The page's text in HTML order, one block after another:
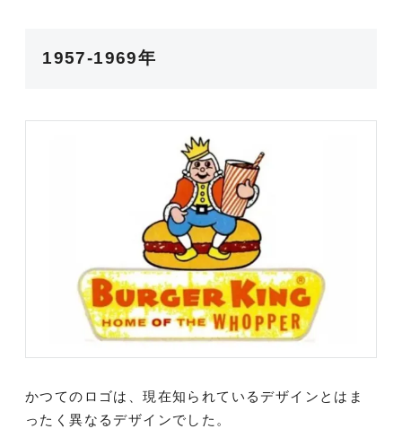
1957-1969年
かつてのロゴは、現在知られているデザインとはま
ったく異なるデザインでした。